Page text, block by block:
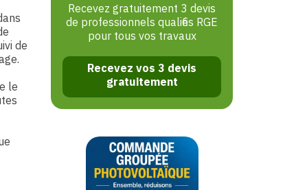
de
le
Recevez gratuitement 3 devis
de professionnels qualifiés RGE
pour tous vos travaux
Recevez vos 3 devis
gratuitement